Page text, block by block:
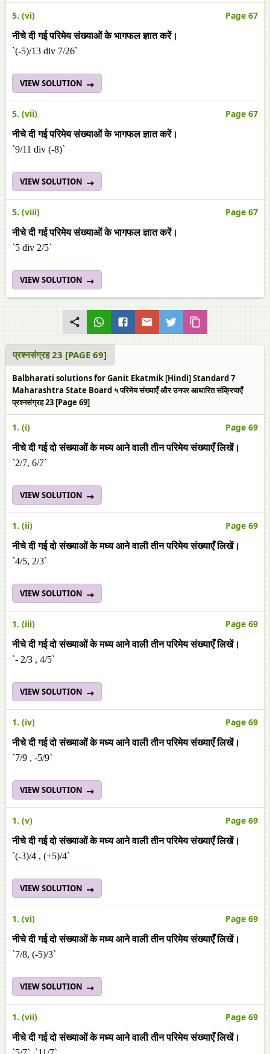
5. (vi) Page 67
नीचे दी गई परिमेय संख्याओं के भागफल ज्ञात करें।
`(-5)/13 div 7/26`
VIEW SOLUTION
5. (vii) Page 67
नीचे दी गई परिमेय संख्याओं के भागफल ज्ञात करें।
`9/11 div (-8)`
VIEW SOLUTION
5. (viii) Page 67
नीचे दी गई परिमेय संख्याओं के भागफल ज्ञात करें।
`5 div 2/5`
VIEW SOLUTION
प्रश्नसंग्रह 23 [PAGE 69]
Balbharati solutions for Ganit Ekatmik [Hindi] Standard 7
Maharashtra State Board ५ परिमेय संख्याएँ और उनपर आधारित संक्रियाएँ
प्रश्नसंग्रह 23 [Page 69]
1. (i) Page 69
नीचे दी गई दो संख्याओं के मध्य आने वाली तीन परिमेय संख्याएँ लिखें।
`2/7, 6/7`
VIEW SOLUTION
1. (ii) Page 69
नीचे दी गई दो संख्याओं के मध्य आने वाली तीन परिमेय संख्याएँ लिखें।
`4/5, 2/3`
VIEW SOLUTION
1. (iii) Page 69
नीचे दी गई दो संख्याओं के मध्य आने वाली तीन परिमेय संख्याएँ लिखें।
`- 2/3 , 4/5`
VIEW SOLUTION
1. (iv) Page 69
नीचे दी गई दो संख्याओं के मध्य आने वाली तीन परिमेय संख्याएँ लिखें।
`7/9 , -5/9`
VIEW SOLUTION
1. (v) Page 69
नीचे दी गई दो संख्याओं के मध्य आने वाली तीन परिमेय संख्याएँ लिखें।
`(-3)/4 , (+5)/4`
VIEW SOLUTION
1. (vi) Page 69
नीचे दी गई दो संख्याओं के मध्य आने वाली तीन परिमेय संख्याएँ लिखें।
`7/8, (-5)/3`
VIEW SOLUTION
1. (vii) Page 69
नीचे दी गई दो संख्याओं के मध्य आने वाली तीन परिमेय संख्याएँ लिखें।